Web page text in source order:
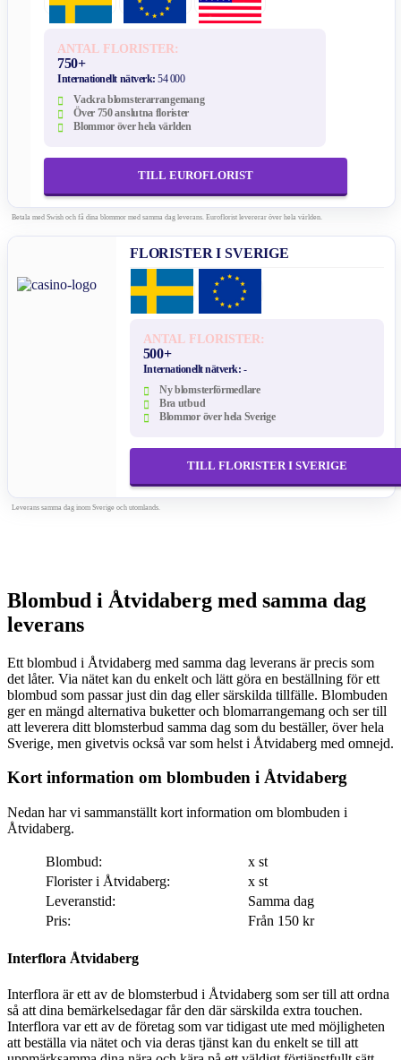
ANTAL FLORISTER:
750+
Internationellt nätverk:54 000
Vackra blomsterarrangemang
Över 750 anslutna florister
Blommor över hela världen
TILL EUROFLORIST
Betala med Swish och få dina blommor med samma dag leverans. Euroflorist levererar över hela världen.
FLORISTER I SVERIGE
ANTAL FLORISTER:
500+
Internationellt nätverk: -
Ny blomsterförmedlare
Bra utbud
Blommor över hela Sverige
TILL FLORISTER I SVERIGE
Leverans samma dag inom Sverige och utomlands.
Blombud i Åtvidaberg med samma dag
leverans
Ett blombud i Åtvidaberg med samma dag leverans är precis som
det låter. Via nätet kan du enkelt och lätt göra en beställning för ett
blombud som passar just din dag eller särskilda tillfälle. Blombuden
ger en mängd alternativa buketter och blomarrangemang och ser till
att leverera ditt blomsterbud samma dag som du beställer, över hela
Sverige, men givetvis också var som helst i Åtvidaberg med omnejd.
Kort information om blombuden i Åtvidaberg
Nedan har vi sammanställt kort information om blombuden i
Åtvidaberg.
Blombud:
x st
Florister i Åtvidaberg:
x st
Leveranstid:
Samma dag
Pris:
Från 150 kr
Interflora Åtvidaberg
Interflora är ett av de blomsterbud i Åtvidaberg som ser till att ordna
så att dina bemärkelsedagar får den där särskilda extra touchen.
Interflora var ett av de företag som var tidigast ute med möjligheten
att beställa via nätet och via deras tjänst kan du enkelt se till att